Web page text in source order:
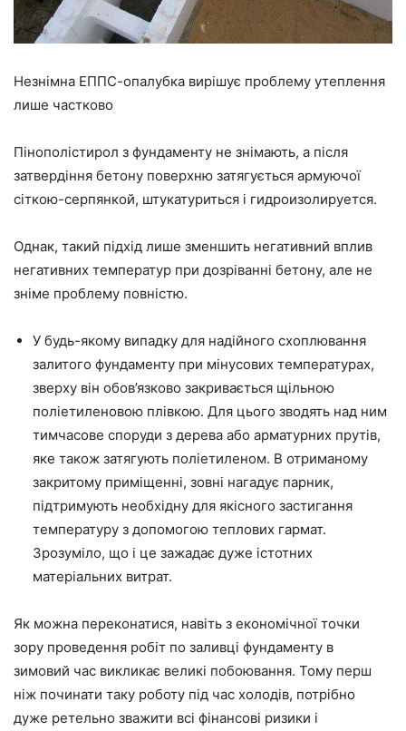
Незнімна ЕППС-опалубка вирішує проблему утеплення
лише частково
Пінополістирол з фундаменту не знімають, а після
затвердіння бетону поверхню затягується армуючої
сіткою-серпянкой, штукатуриться і гидроизолируется.
Однак, такий підхід лише зменшить негативний вплив
негативних температур при дозріванні бетону, але не
зніме проблему повністю.
У будь-якому випадку для надійного схоплювання
залитого фундаменту при мінусових температурах,
зверху він обов’язково закривається щільною
поліетиленовою плівкою. Для цього зводять над ним
тимчасове споруди з дерева або арматурних прутів,
яке також затягують поліетиленом. В отриманому
закритому приміщенні, зовні нагадує парник,
підтримують необхідну для якісного застигання
температуру з допомогою теплових гармат.
Зрозуміло, що і це зажадає дуже істотних
матеріальних витрат.
Як можна переконатися, навіть з економічної точки
зору проведення робіт по заливці фундаменту в
зимовий час викликає великі побоювання. Тому перш
ніж починати таку роботу під час холодів, потрібно
дуже ретельно зважити всі фінансові ризики і